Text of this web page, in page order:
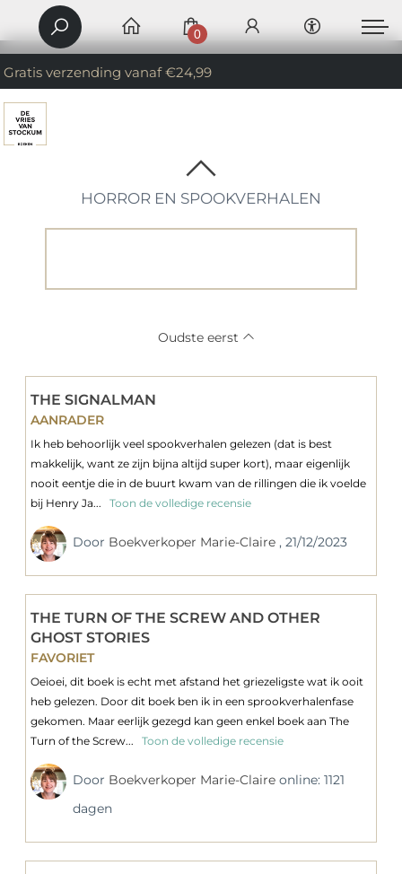
Gratis verzending vanaf €24,99
0
HORROR EN SPOOKVERHALEN
Oudste eerst
THE SIGNALMAN
AANRADER
Ik heb behoorlijk veel spookverhalen gelezen (dat is best
makkelijk, want ze zijn bijna altijd super kort), maar eigenlijk
nooit eentje die in de buurt kwam van de rillingen die ik voelde
bij Henry Ja...
Toon de volledige recensie
Door Boekverkoper Marie-Claire, 21/12/2023
THE TURN OF THE SCREW AND OTHER
GHOST STORIES
FAVORIET
Oeioei, dit boek is echt met afstand het griezeligste wat ik ooit
heb gelezen. Door dit boek ben ik in een sprookverhalenfase
gekomen. Maar eerlijk gezegd kan geen enkel boek aan The
Turn of the Screw...
Toon de volledige recensie
Door Boekverkoper Marie-Claireonline: 1121
dagen